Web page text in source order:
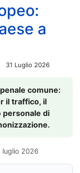
a
31 Luglio 2026
comune:
il traffico, il
personale di
luglio 2026